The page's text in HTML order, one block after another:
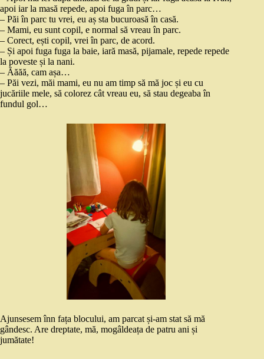
apoi iar la masă repede, apoi fuga în parc…
– Păi în parc tu vrei, eu aș sta bucuroasă în casă.
– Mami, eu sunt copil, e normal să vreau în parc.
– Corect, ești copil, vrei în parc, de acord.
– Și apoi fuga fuga la baie, iară masă, pijamale, repede repede
la poveste și la nani.
– Ăăăă, cam așa…
– Păi vezi, măi mami, eu nu am timp să mă joc și eu cu
jucăriile mele, să colorez cât vreau eu, să stau degeaba în
fundul gol…
Ajunsesem înn fața blocului, am parcat și-am stat să mă
gândesc. Are dreptate, mă, mogâldeața de patru ani și
jumătate!